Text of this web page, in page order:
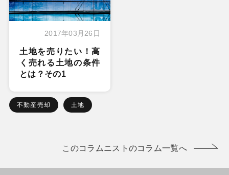
2017年03月26日
土地を売りたい！高
く売れる土地の条件
とは？その1
不動産売却 土地
このコラムニストのコラム一覧へ